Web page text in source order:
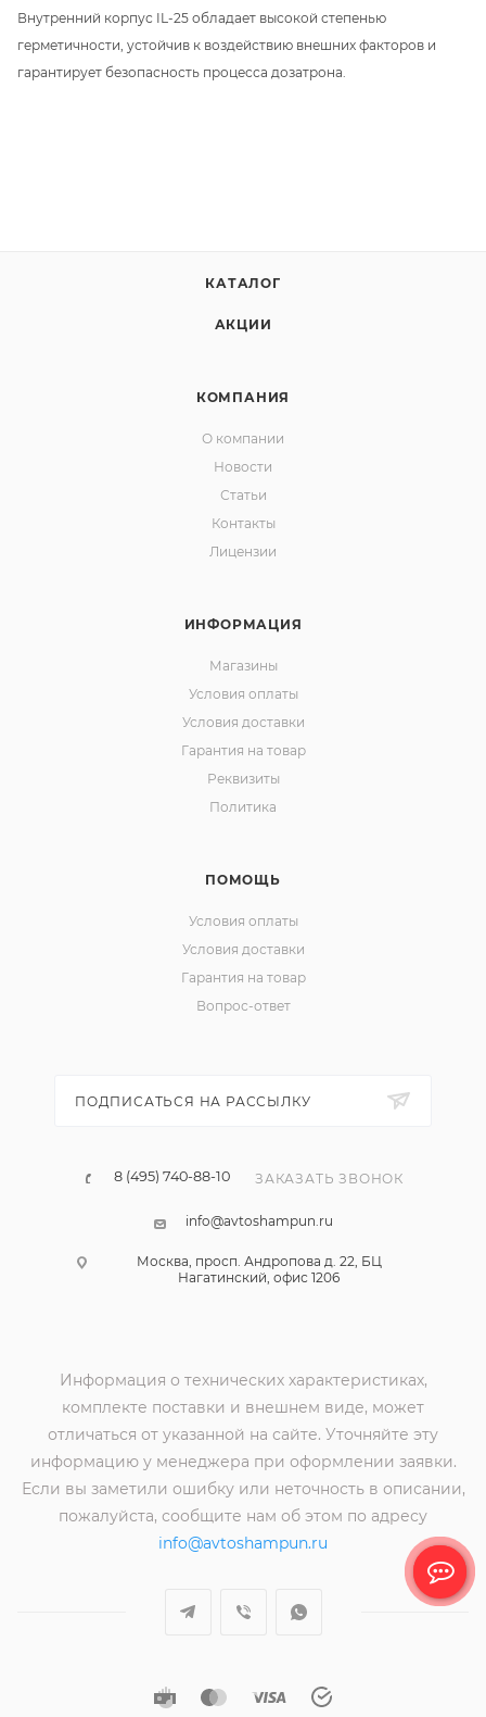
Внутренний корпус IL-25 обладает высокой степенью
герметичности, устойчив к воздействию внешних факторов и
гарантирует безопасность процесса дозатрона.
КАТАЛОГ
АКЦИИ
КОМПАНИЯ
О компании
Новости
Статьи
Контакты
Лицензии
ИНФОРМАЦИЯ
Магазины
Условия оплаты
Условия доставки
Гарантия на товар
Реквизиты
Политика
ПОМОЩЬ
Условия оплаты
Условия доставки
Гарантия на товар
Вопрос-ответ
ПОДПИСАТЬСЯ НА РАССЫЛКУ
8 (495) 740-88-10 ЗАКАЗАТЬ ЗВОНОК
info@avtoshampun.ru
Москва, просп. Андропова д. 22, БЦ
Нагатинский, офис 1206
Информация о технических характеристиках,
комплекте поставки и внешнем виде, может
отличаться от указанной на сайте. Уточняйте эту
информацию у менеджера при оформлении заявки.
Если вы заметили ошибку или неточность в описании,
пожалуйста, сообщите нам об этом по адресу
info@avtoshampun.ru